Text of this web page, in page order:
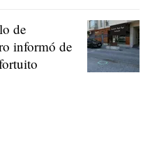
de
informó de